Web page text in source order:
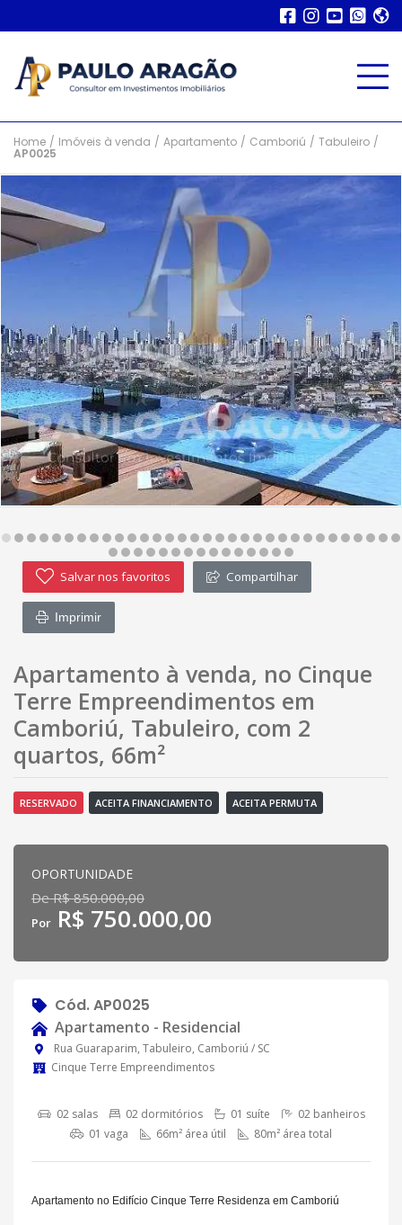
Home / Imóveis à venda / Apartamento / Camboriú / Tabuleiro /
AP0025
Salvar nos favoritos Compartilhar
Imprimir
Apartamento à venda, no Cinque
Terre Empreendimentos em
Camboriú, Tabuleiro, com 2
quartos, 66m²
RESERVADO ACEITA FINANCIAMENTO ACEITA PERMUTA
OPORTUNIDADE
De R$ 850.000,00
Por R$ 750.000,00
Cód. AP0025
Apartamento - Residencial
Rua Guaraparim, Tabuleiro, Camboriú / SC
Cinque Terre Empreendimentos
02 salas 02 dormitórios 01 suíte
02 banheiros
01 vaga
66m² área útil 80m² área total
Apartamento no Edifício Cinque Terre Residenza em Camboriú